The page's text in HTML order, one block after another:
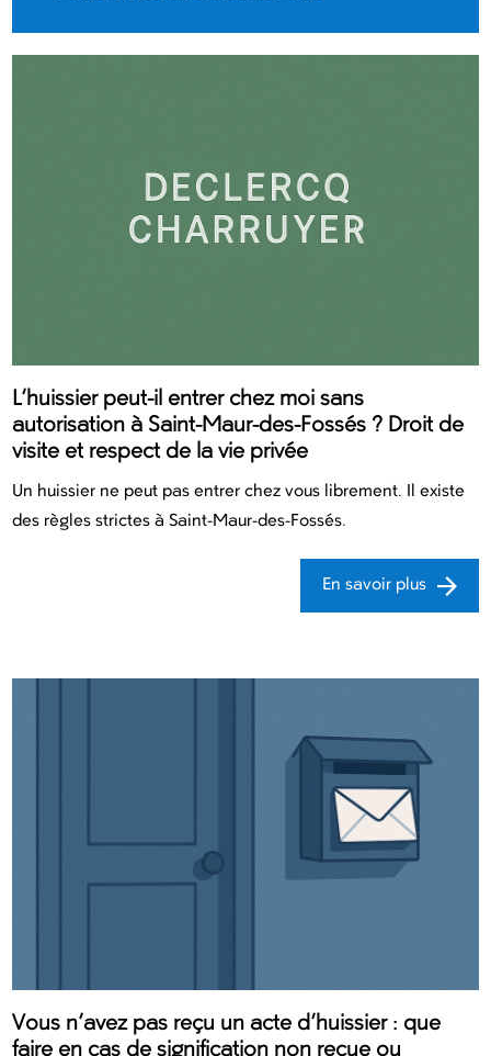
L’huissier peut-il entrer chez moi sans
autorisation à Saint-Maur-des-Fossés ? Droit de
visite et respect de la vie privée
Un huissier ne peut pas entrer chez vous librement. Il existe
des règles strictes à Saint-Maur-des-Fossés.
En savoir plus
Vous n’avez pas reçu un acte d’huissier : que
faire en cas de signification non reçue ou